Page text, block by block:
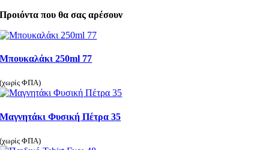
Προιόντα που θα σας αρέσουν
Μπουκαλάκι 250ml 77
(χωρίς ΦΠΑ)
Μαγνητάκι Φυσική Πέτρα 35
(χωρίς ΦΠΑ)